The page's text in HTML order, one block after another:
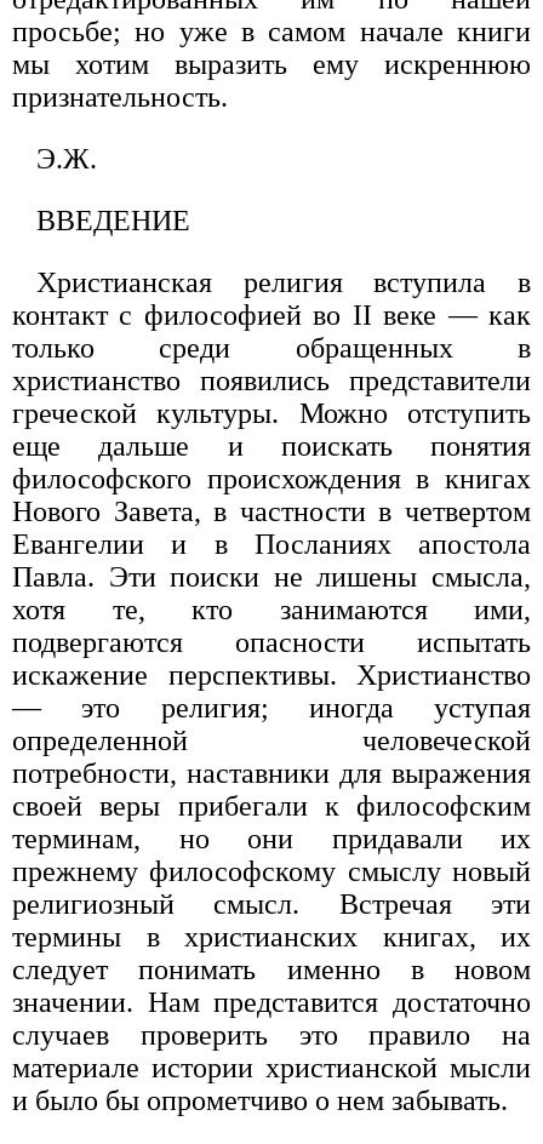
просьбе; но уже в самом начале книги
мы хотим выразить ему искреннюю
признательность.
Э.Ж.
ВВЕДЕНИЕ
Христианская религия вступила в
контакт с философией во II веке — как
только среди обращенных в
христианство появились представители
греческой культуры. Можно отступить
еще дальше и поискать понятия
философского происхождения в книгах
Нового Завета, в частности в четвертом
Евангелии и в Посланиях апостола
Павла. Эти поиски не лишены смысла,
хотя те, кто занимаются ими,
подвергаются опасности испытать
искажение перспективы. Христианство
— это религия; иногда уступая
определенной человеческой
потребности, наставники для выражения
своей веры прибегали к философским
терминам, но они придавали их
прежнему философскому смыслу новый
религиозный смысл. Встречая эти
термины в христианских книгах, их
следует понимать именно в новом
значении. Нам представится достаточно
случаев проверить это правило на
материале истории христианской мысли
и было бы опрометчиво о нем забывать.